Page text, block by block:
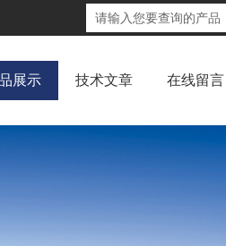
展示 技术文章 在线留言